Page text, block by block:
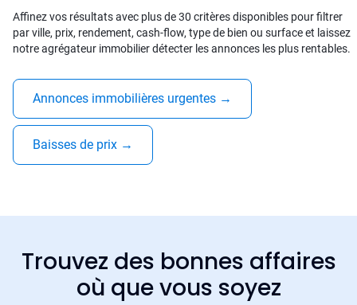
Affinez vos résultats avec plus de 30 critères disponibles pour filtrer
par ville, prix, rendement, cash-flow, type de bien ou surface et laissez
notre agrégateur immobilier détecter les annonces les plus rentables.
Annonces immobilières urgentes →
Baisses de prix →
Trouvez des bonnes affaires
où que vous soyez